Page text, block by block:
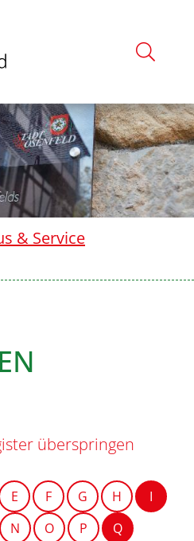
& Service
überspringen
E F G H
I
N O P
Q